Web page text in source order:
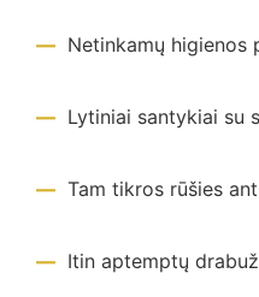
Netinkamų higienos
Lytiniai santykiai su
Tam tikros rūšies
Itin aptemptų